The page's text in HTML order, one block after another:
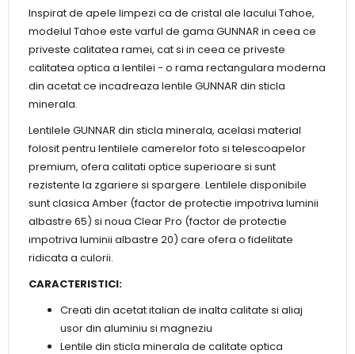
Inspirat de apele limpezi ca de cristal ale lacului Tahoe,
modelul Tahoe este varful de gama GUNNAR in ceea ce
priveste calitatea ramei, cat si in ceea ce priveste
calitatea optica a lentilei - o rama rectangulara moderna
din acetat ce incadreaza lentile GUNNAR din sticla
minerala.
Lentilele GUNNAR din sticla minerala, acelasi material
folosit pentru lentilele camerelor foto si telescoapelor
premium, ofera calitati optice superioare si sunt
rezistente la zgariere si spargere. Lentilele disponibile
sunt clasica Amber (factor de protectie impotriva luminii
albastre 65) si noua Clear Pro (factor de protectie
impotriva luminii albastre 20) care ofera o fidelitate
ridicata a culorii.
CARACTERISTICI:
Creati din acetat italian de inalta calitate si aliaj
usor din aluminiu si magneziu
Lentile din sticla minerala de calitate optica